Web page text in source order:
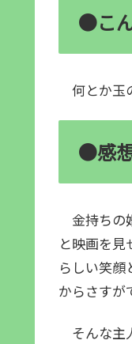
●こ
何とか玉
●感
金持ちの
と映画を
らしい笑顔
からさすが
そんな主